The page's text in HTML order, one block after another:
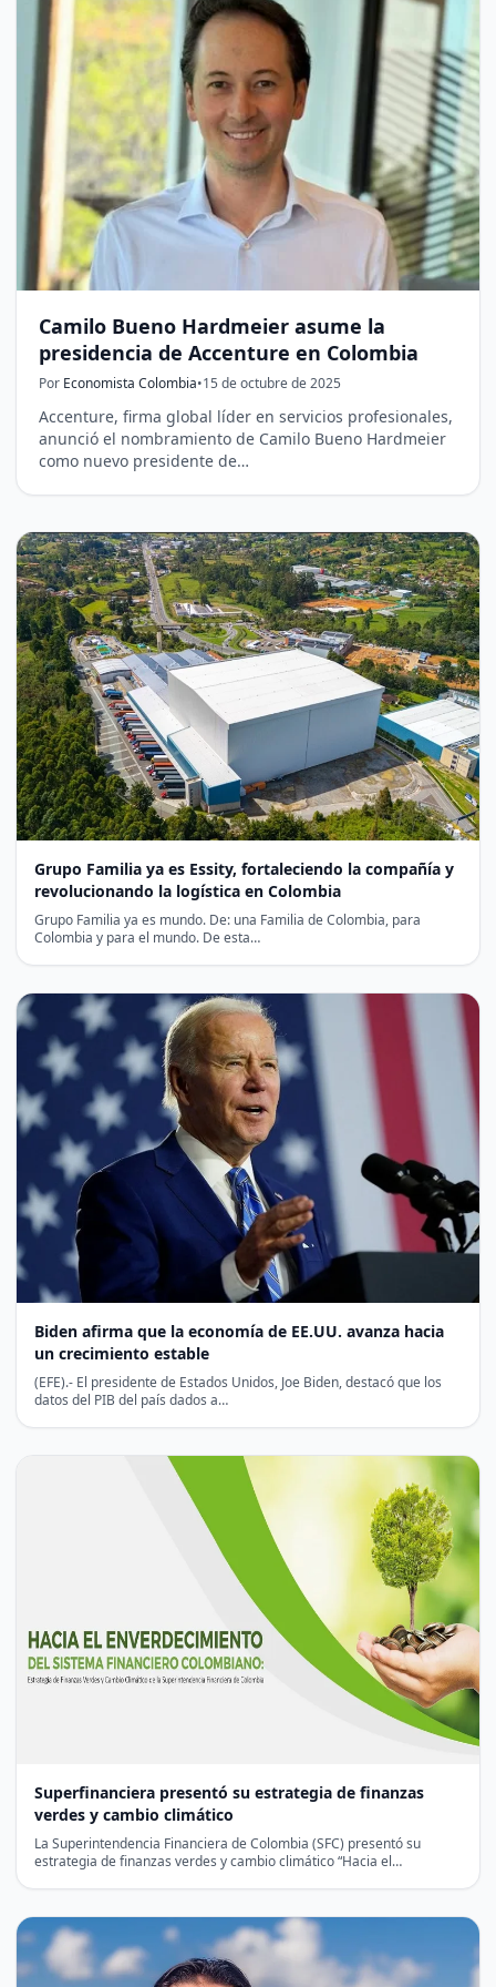
Camilo Bueno Hardmeier asume la
presidencia de Accenture en Colombia
Por Economista Colombia•15 de octubre de 2025
Accenture, firma global líder en servicios profesionales,
anunció el nombramiento de Camilo Bueno Hardmeier
como nuevo presidente de…
Grupo Familia ya es Essity, fortaleciendo la compañía y
revolucionando la logística en Colombia
Grupo Familia ya es mundo. De: una Familia de Colombia, para
Colombia y para el mundo. De esta…
Biden afirma que la economía de EE.UU. avanza hacia
un crecimiento estable
(EFE).- El presidente de Estados Unidos, Joe Biden, destacó que los
datos del PIB del país dados a…
Superfinanciera presentó su estrategia de finanzas
verdes y cambio climático
La Superintendencia Financiera de Colombia (SFC) presentó su
estrategia de finanzas verdes y cambio climático “Hacia el